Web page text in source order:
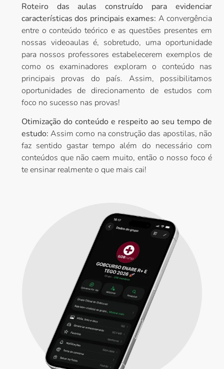
Roteiro das aulas construído para evidenciar
características dos principais exames: A convergência
entre o conteúdo teórico e as questões presentes em
nossas videoaulas é, sobretudo, uma oportunidade
para nossos professores estabelecerem exemplos de
como os examinadores exploram o conteúdo nas
principais provas do país. Assim, possibilitamos
oportunidades de direcionamento de estudos com
foco no sucesso nas provas!
Otimização do conteúdo e respeito ao seu tempo de
estudo: Assim como na construção das apostilas, não
faz sentido gastar tempo além do necessário com
conteúdos que não caem muito, então o nosso foco é
te ensinar realmente o que mais cai!